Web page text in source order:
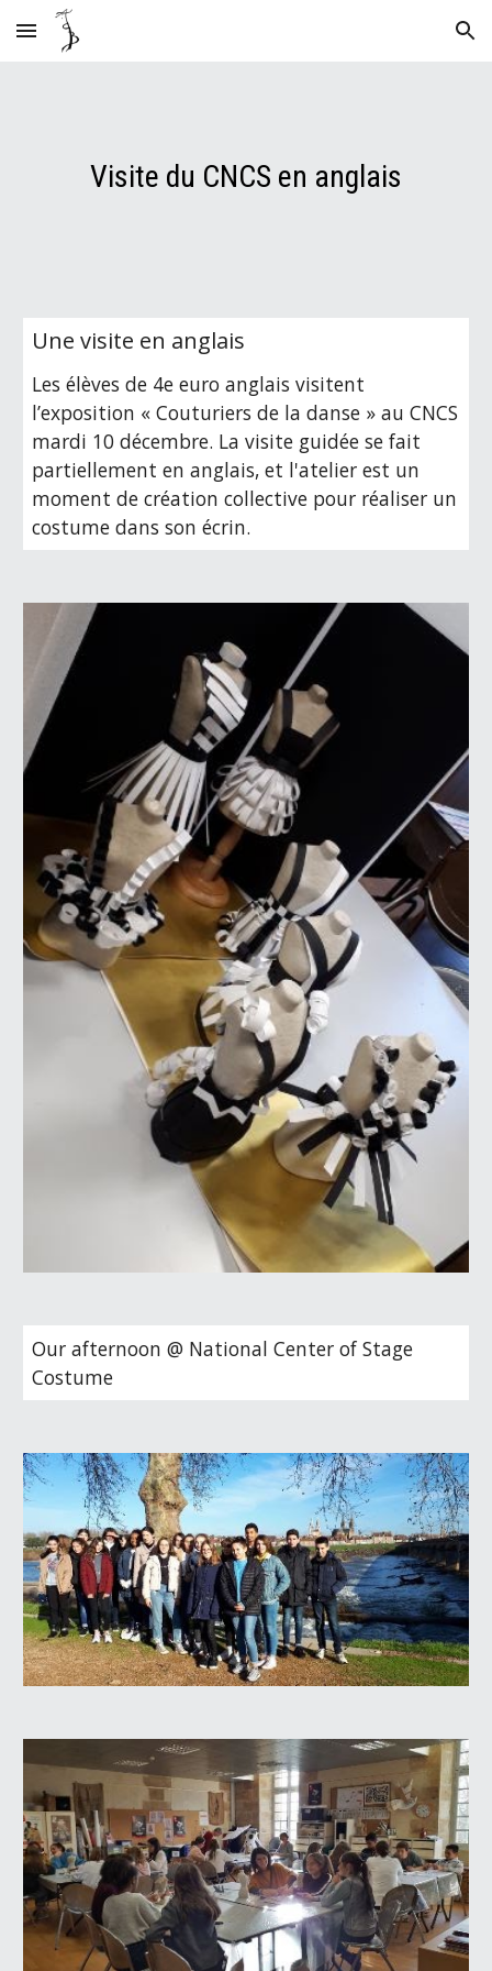
Skip to main content Skip to navigation
Visite du CNCS en anglais
Une visite en anglais
Les élèves de 4e euro anglais visitent
l’exposition « Couturiers de la danse » au CNCS
mardi 10 décembre. La visite guidée se fait
partiellement en anglais, et l'atelier est un
moment de création collective pour réaliser un
costume dans son écrin.
Our afternoon @ National Center of Stage
Costume